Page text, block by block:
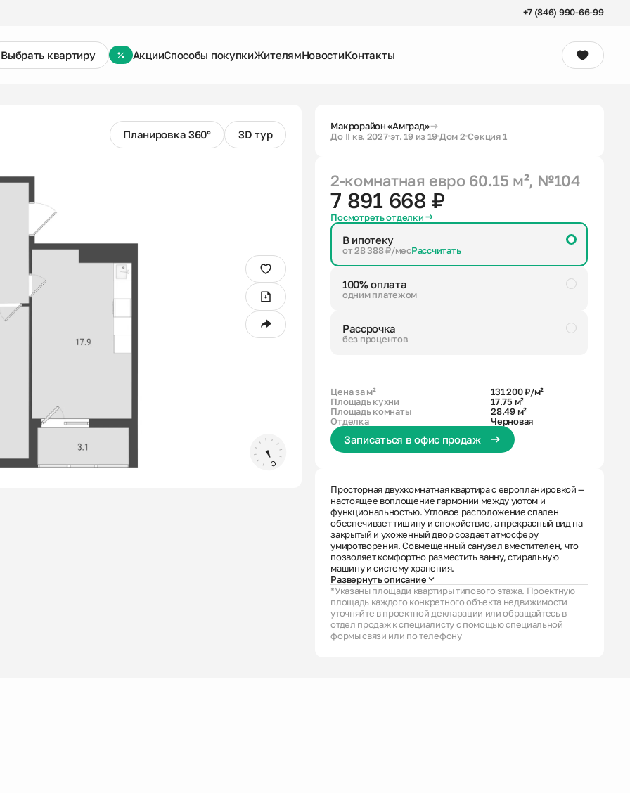
+7 (846) 990-66-99
Выбрать квартиру АкцииСпособы покупкиЖителямНовостиКонтакты
Планировка 360° 3D тур
Макрорайон «Амград»
До II кв. 2027 эт. 19 из 19 Дом 2 Секция 1
2-комнатная евро 60.15 м², №104
7 891 668 ₽
Посмотреть отделки
В ипотеку
от 28 388 ₽/месРассчитать
100% оплата
одним платежом
Рассрочка
без процентов
Цена за м²
131 200 ₽/м²
Площадь кухни
17.75 м²
Площадь комнаты
28.49 м²
Отделка
Черновая
Записаться в офис продаж
Просторная двухкомнатная квартира с европланировкой —
настоящее воплощение гармонии между уютом и
функциональностью. Угловое расположение спален
обеспечивает тишину и спокойствие, а прекрасный вид на
закрытый и ухоженный двор создает атмосферу
умиротворения. Совмещенный санузел вместителен, что
позволяет комфортно разместить ванну, стиральную
машину и систему хранения.
Развернуть описание
*Указаны площади квартиры типового этажа. Проектную
площадь каждого конкретного объекта недвижимости
уточняйте в проектной декларации или обращайтесь в
отдел продаж к специалисту с помощью специальной
формы связи или по телефону